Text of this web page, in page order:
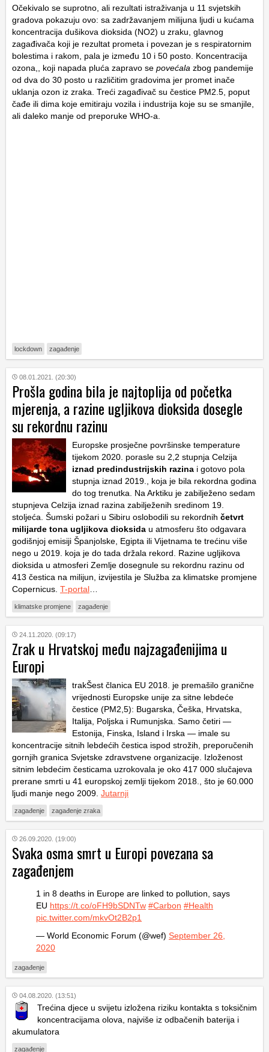
Očekivalo se suprotno, ali rezultati istraživanja u 11 svjetskih
gradova pokazuju ovo: sa zadržavanjem milijuna ljudi u kućama
koncentracija dušikova dioksida (NO2) u zraku, glavnog
zagađivača koji je rezultat prometa i povezan je s respiratornim
bolestima i rakom, pala je između 10 i 50 posto. Koncentracija
ozona,, koji napada pluća zapravo se povećala zbog pandemije
od dva do 30 posto u različitim gradovima jer promet inače
uklanja ozon iz zraka. Treći zagađivač su čestice PM2.5, poput
čađe ili dima koje emitiraju vozila i industrija koje su se smanjile,
ali daleko manje od preporuke WHO-a.
lockdown zagađenje
08.01.2021. (20:30)
Prošla godina bila je najtoplija od početka
mjerenja, a razine ugljikova dioksida dosegle
su rekordnu razinu
Europske prosječne površinske temperature
tijekom 2020. porasle su 2,2 stupnja Celzija
iznad predindustrijskih razina i gotovo pola
stupnja iznad 2019., koja je bila rekordna godina
do tog trenutka. Na Arktiku je zabilježeno sedam
stupnjeva Celzija iznad razina zabilježenih sredinom 19.
stoljeća. Šumski požari u Sibiru oslobodili su rekordnih četvrt
milijarde tona ugljikova dioksida u atmosferu što odgavara
godišnjoj emisiji Španjolske, Egipta ili Vijetnama te trećinu više
nego u 2019. koja je do tada držala rekord. Razine ugljikova
dioksida u atmosferi Zemlje dosegnule su rekordnu razinu od
413 čestica na milijun, izvijestila je Služba za klimatske promjene
Copernicus. T-portal
klimatske promjene zagađenje
24.11.2020. (09:17)
Zrak u Hrvatskoj među najzagađenijima u
Europi
trakŠest članica EU 2018. je premašilo granične
vrijednosti Europske unije za sitne lebdeće
čestice (PM2,5): Bugarska, Češka, Hrvatska,
Italija, Poljska i Rumunjska. Samo četiri —
Estonija, Finska, Island i Irska — imale su
koncentracije sitnih lebdećih čestica ispod strožih, preporučenih
gornjih granica Svjetske zdravstvene organizacije. Izloženost
sitnim lebdećim česticama uzrokovala je oko 417 000 slučajeva
prerane smrti u 41 europskoj zemlji tijekom 2018., što je 60.000
ljudi manje nego 2009. Jutarnji
zagađenje zagađenje zraka
26.09.2020. (19:00)
Svaka osma smrt u Europi povezana sa
zagađenjem
1 in 8 deaths in Europe are linked to pollution, says
EU https://t.co/oFH9bSDNTw #Carbon #Health
pic.twitter.com/mkvOt2B2p1
— World Economic Forum (@wef) September 26,
2020
zagađenje
04.08.2020. (13:51)
Trećina djece u svijetu izložena riziku kontakta s toksičnim
koncentracijama olova, najviše iz odbačenih baterija i
akumulatora
zagađenje